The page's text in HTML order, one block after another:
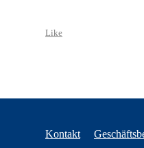
Like
Kontakt